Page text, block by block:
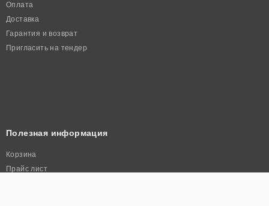
Оплата
Доставка
Гарантия и возврат
Пригласить на тендер
Полезная информация
Корзина
Прайс лист